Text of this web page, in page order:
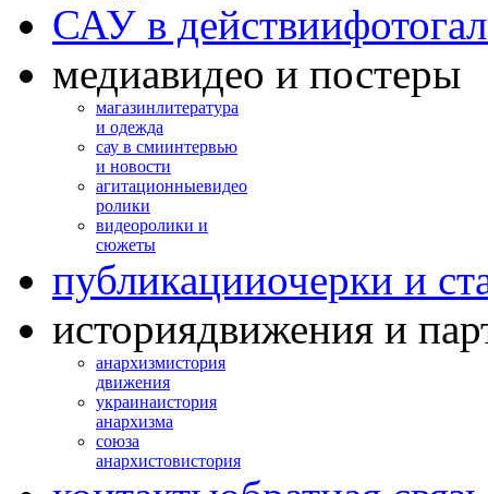
САУ в действии
медиавидео и постеры
магазинлитература
и одежда
сау в смиинтервью
и новости
агитационныевидео
ролики
видеоролики и
сюжеты
публикацииочерки и
историядвижения и
анархизмистория
движения
украинаистория
анархизма
союза
анархистовистория